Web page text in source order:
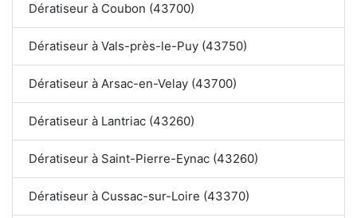
Dératiseur à Coubon (43700)
Dératiseur à Vals-près-le-Puy (43750)
Dératiseur à Arsac-en-Velay (43700)
Dératiseur à Lantriac (43260)
Dératiseur à Saint-Pierre-Eynac (43260)
Dératiseur à Cussac-sur-Loire (43370)